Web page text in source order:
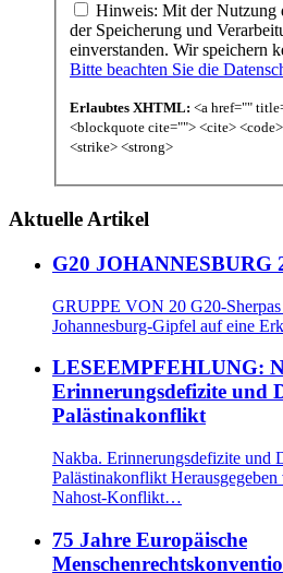
Hinweis: Mit der Nutzung
der Speicherung und
einverstanden. Wir speichern
Bitte beachten Sie die
Erlaubtes XHTML: <a href=""
<blockquote cite=""> <cite>
<strike> <strong>
Aktuelle Artikel
G20 JOHANNESBURG
GRUPPE VON 20 G20-
Johannesburg-Gipfel auf eine
LESEEMPFEHLUNG:
Erinnerungsdefizite und
Palästinakonflikt
Nakba. Erinnerungsdefizite und
Palästinakonflikt
Nahost-Konflikt…
75 Jahre Europäische